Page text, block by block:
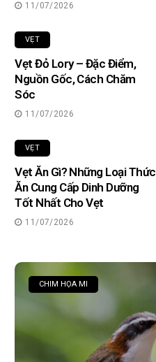
11/07/2026
VẸT
Vẹt Đỏ Lory – Đặc Điểm,
Nguồn Gốc, Cách Chăm
Sóc
11/07/2026
VẸT
Vẹt Ăn Gì? Những Loại Thức
Ăn Cung Cấp Dinh Dưỡng
Tốt Nhất Cho Vẹt
11/07/2026
CHIM HỌA MI